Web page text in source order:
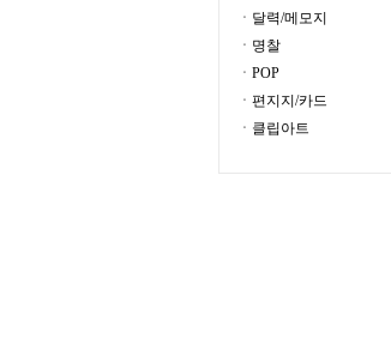
ㆍ달력/메모지
ㆍ명찰
ㆍPOP
ㆍ편지지/카드
ㆍ클립아트